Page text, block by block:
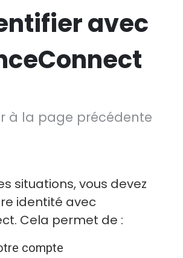
avec
à la page précédente
situations, vous devez
identité avec
Cela permet de :
compte